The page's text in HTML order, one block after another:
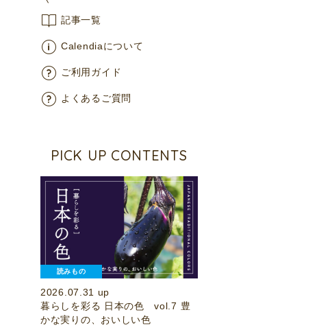
記事一覧
Calendiaについて
ご利用ガイド
よくあるご質問
PICK UP CONTENTS
読みもの
2026.07.31 up
暮らしを彩る 日本の色 vol.7 豊
かな実りの、おいしい色